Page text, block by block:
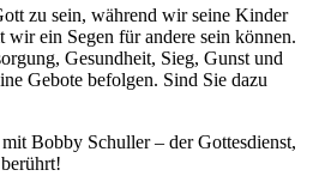
zu sein, während wir seine Kinder
wir ein Segen für andere sein können.
Gesundheit, Sieg, Gunst und
Gebote befolgen. Sind Sie dazu
Bobby Schuller – der Gottesdienst,